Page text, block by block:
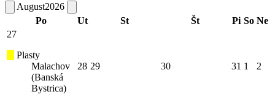
August2026
Po
Ut St Št Pi So Ne
27
Plasty
Malachov
(Banská
Bystrica)
28 29 30 31 1 2